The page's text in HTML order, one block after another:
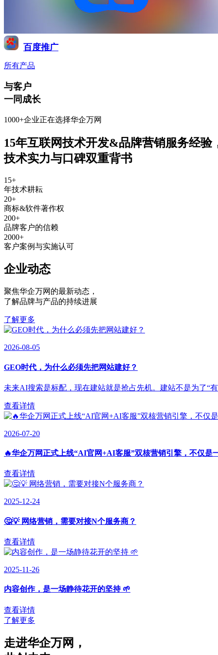
百度推广
所有产品
与客户
一同成长
1000+企业正在选择华企万网
15年互联网技术开发&品牌营销服务经验
技术实力与口碑双重背书
15+
年技术耕耘
20+
商标&软件著作权
200+
品牌客户的信赖
2000+
客户案例与实施认可
企业动态
聚焦华企万网的最新动态 ，
了解品牌与产品的持续进展
了解更多
2026-08-05
GEO时代，为什么必须先把网站建好？
未来AI搜索是标配，现在建站就是抢占先机。建站不是为了“
查看详情
2026-07-20
🔥华企万网正式上线“AI官网+AI客服”双核营销引擎，不仅是
查看详情
2025-12-24
🤔💡 网络营销，需要对接N个服务商？
查看详情
2025-11-26
内容创作，是一场静待花开的坚持 🌱
查看详情
了解更多
走进华企万网 ，